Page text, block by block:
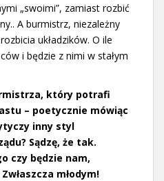
„swoimi”, zamiast rozbić
A burmistrz, niezależny
układzików. O ile
i będzie z nimi w stałym
który potrafi
– poetycznie mówiąc
inny styl
Sądzę, że tak.
czy będzie nam,
młodym!